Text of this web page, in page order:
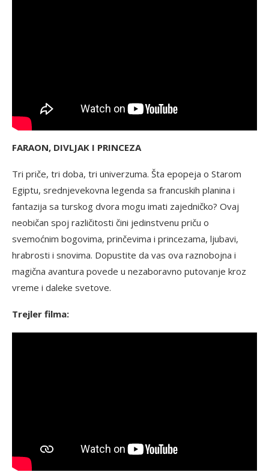
FARAON, DIVLJAK I PRINCEZA
Tri priče, tri doba, tri univerzuma. Šta epopeja o Starom
Egiptu, srednjevekovna legenda sa francuskih planina i
fantazija sa turskog dvora mogu imati zajedničko? Ovaj
neobičan spoj različitosti čini jedinstvenu priču o
svemoćnim bogovima, prinčevima i princezama, ljubavi,
hrabrosti i snovima. Dopustite da vas ova raznobojna i
magična avantura povede u nezaboravno putovanje kroz
vreme i daleke svetove.
Trejler filma: